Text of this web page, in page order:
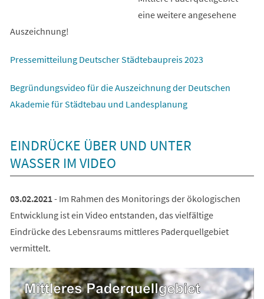
eine weitere angesehene
Auszeichnung!
Pressemitteilung Deutscher Städtebaupreis 2023
(Öffnet
einem
neuen
Begründungsvideo für die Auszeichnung der Deutschen
Akademie für Städtebau und Landesplanung
(Öffnet
neuen
Tab)
EINDRÜCKE ÜBER UND UNTER
WASSER IM VIDEO
03.02.2021- Im Rahmen des Monitorings der ökologischen
Entwicklung ist ein Video entstanden, das vielfältige
Eindrücke des Lebensraums mittleres Paderquellgebiet
vermittelt.